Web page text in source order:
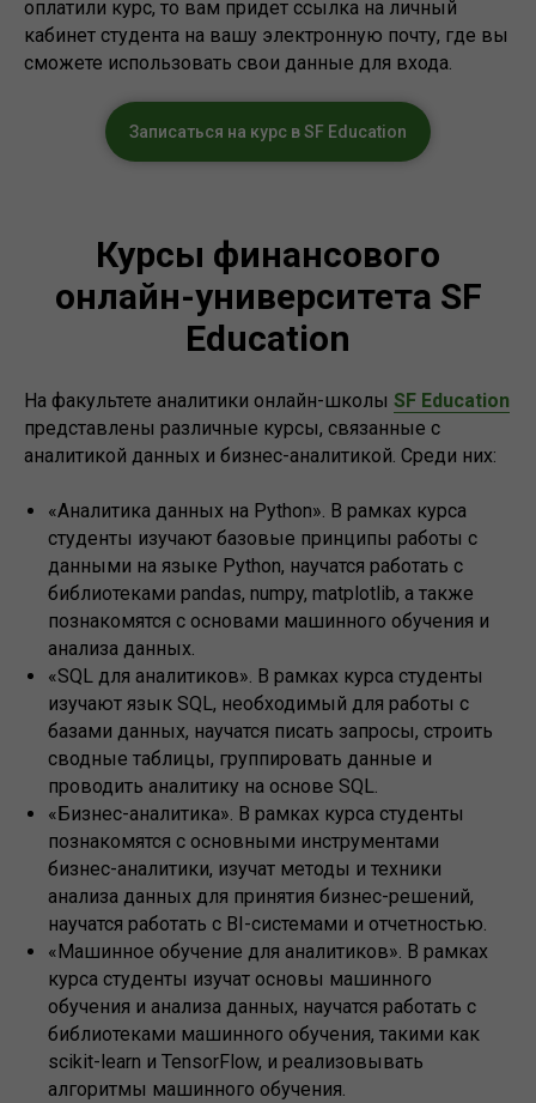
оплатили курс, то вам придет ссылка на личный
кабинет студента на вашу электронную почту, где вы
сможете использовать свои данные для входа.
Записаться на курс в SF Education
Курсы финансового
онлайн-университета SF
Education
На факультете аналитики онлайн-школы SF Education
представлены различные курсы, связанные с
аналитикой данных и бизнес-аналитикой. Среди них:
«Аналитика данных на Python». В рамках курса
студенты изучают базовые принципы работы с
данными на языке Python, научатся работать с
библиотеками pandas, numpy, matplotlib, а также
познакомятся с основами машинного обучения и
анализа данных.
«SQL для аналитиков». В рамках курса студенты
изучают язык SQL, необходимый для работы с
базами данных, научатся писать запросы, строить
сводные таблицы, группировать данные и
проводить аналитику на основе SQL.
«Бизнес-аналитика». В рамках курса студенты
познакомятся с основными инструментами
бизнес-аналитики, изучат методы и техники
анализа данных для принятия бизнес-решений,
научатся работать с BI-системами и отчетностью.
«Машинное обучение для аналитиков». В рамках
курса студенты изучат основы машинного
обучения и анализа данных, научатся работать с
библиотеками машинного обучения, такими как
scikit-learn и TensorFlow, и реализовывать
алгоритмы машинного обучения.